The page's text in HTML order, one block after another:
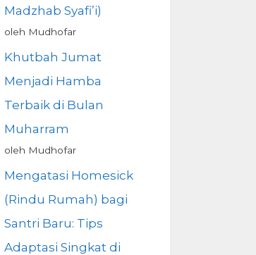
Madzhab Syafi’i)
oleh Mudhofar
Khutbah Jumat
Menjadi Hamba
Terbaik di Bulan
Muharram
oleh Mudhofar
Mengatasi Homesick
(Rindu Rumah) bagi
Santri Baru: Tips
Adaptasi Singkat di